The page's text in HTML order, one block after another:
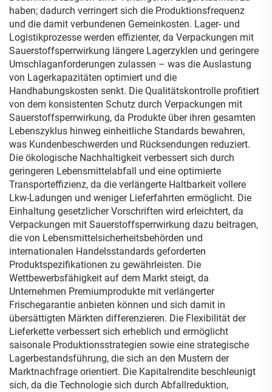
haben; dadurch verringert sich die Produktionsfrequenz
und die damit verbundenen Gemeinkosten. Lager- und
Logistikprozesse werden effizienter, da Verpackungen mit
Sauerstoffsperrwirkung längere Lagerzyklen und geringere
Umschlaganforderungen zulassen – was die Auslastung
von Lagerkapazitäten optimiert und die
Handhabungskosten senkt. Die Qualitätskontrolle profitiert
von dem konsistenten Schutz durch Verpackungen mit
Sauerstoffsperrwirkung, da Produkte über ihren gesamten
Lebenszyklus hinweg einheitliche Standards bewahren,
was Kundenbeschwerden und Rücksendungen reduziert.
Die ökologische Nachhaltigkeit verbessert sich durch
geringeren Lebensmittelabfall und eine optimierte
Transporteffizienz, da die verlängerte Haltbarkeit vollere
Lkw-Ladungen und weniger Lieferfahrten ermöglicht. Die
Einhaltung gesetzlicher Vorschriften wird erleichtert, da
Verpackungen mit Sauerstoffsperrwirkung dazu beitragen,
die von Lebensmittelsicherheitsbehörden und
internationalen Handelsstandards geforderten
Produktspezifikationen zu gewährleisten. Die
Wettbewerbsfähigkeit auf dem Markt steigt, da
Unternehmen Premiumprodukte mit verlängerter
Frischegarantie anbieten können und sich damit in
übersättigten Märkten differenzieren. Die Flexibilität der
Lieferkette verbessert sich erheblich und ermöglicht
saisonale Produktionsstrategien sowie eine strategische
Lagerbestandsführung, die sich an den Mustern der
Marktnachfrage orientiert. Die Kapitalrendite beschleunigt
sich, da die Technologie sich durch Abfallreduktion,